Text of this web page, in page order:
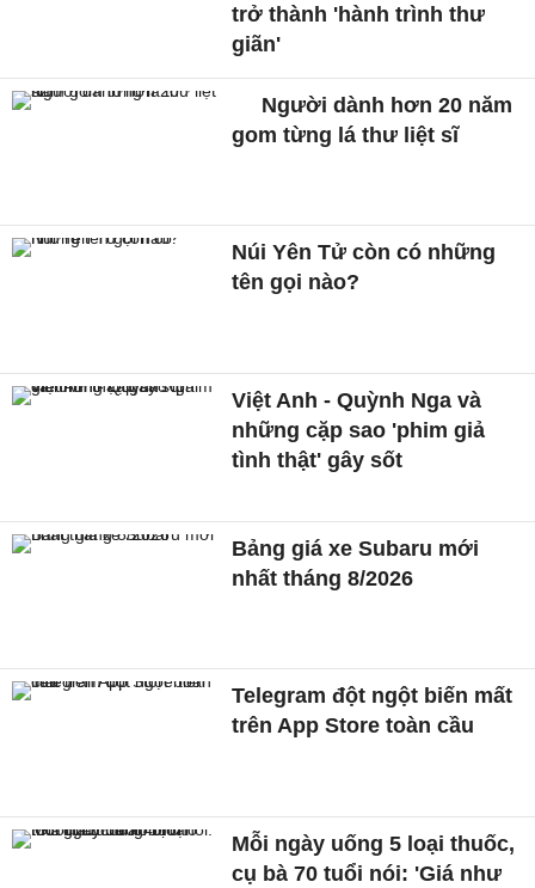
trở thành 'hành trình thư
giãn'
Người dành hơn 20 năm
gom từng lá thư liệt sĩ
Núi Yên Tử còn có những
tên gọi nào?
Việt Anh - Quỳnh Nga và
những cặp sao 'phim giả
tình thật' gây sốt
Bảng giá xe Subaru mới
nhất tháng 8/2026
Telegram đột ngột biến mất
trên App Store toàn cầu
Mỗi ngày uống 5 loại thuốc,
cụ bà 70 tuổi nói: 'Giá như